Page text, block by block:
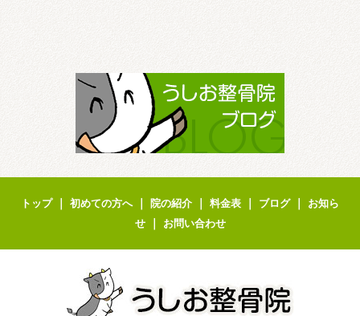
トップ｜ 初めての方へ｜ 院の紹介 料金表 ブログ｜ お知ら
せ｜ お問い合わせ